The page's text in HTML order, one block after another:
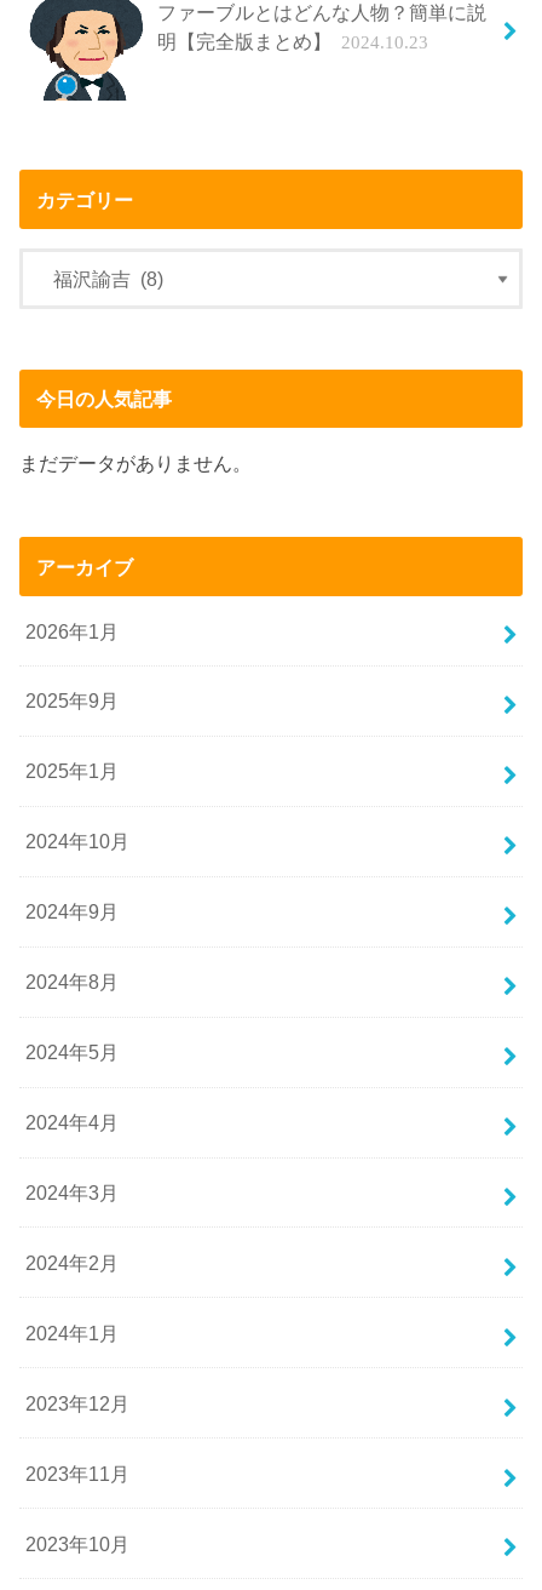
ファーブルとはどんな人物？簡単に説
明【完全版まとめ】
2024.10.23
カテゴリー
今日の人気記事
まだデータがありません。
アーカイブ
2026年1月
2025年9月
2025年1月
2024年10月
2024年9月
2024年8月
2024年5月
2024年4月
2024年3月
2024年2月
2024年1月
2023年12月
2023年11月
2023年10月